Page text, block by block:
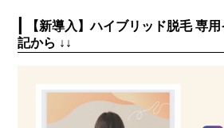
|
【新導入】ハイブリッド脱毛 専
記から ↓↓